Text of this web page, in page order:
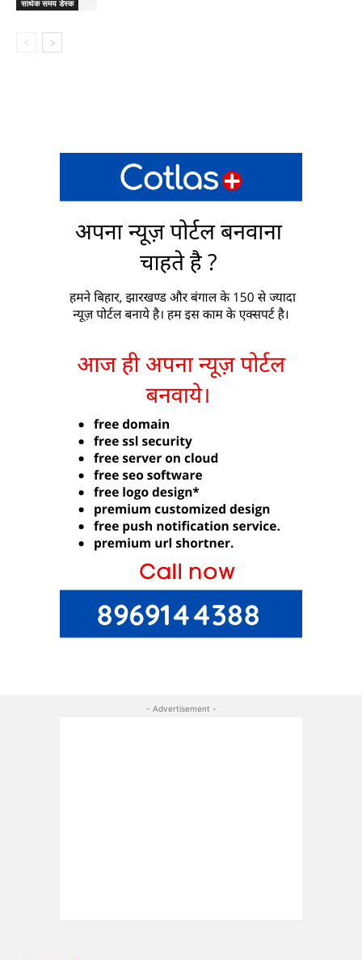
सार्थक समय डेस्क
- Advertisement -